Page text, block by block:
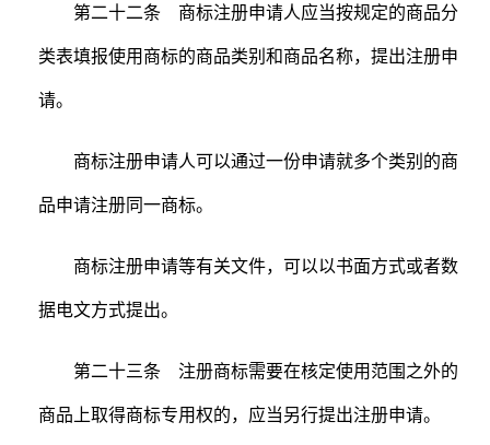
第二十二条 商标注册申请人应当按规定的商品分
类表填报使用商标的商品类别和商品名称，提出注册申
请。
商标注册申请人可以通过一份申请就多个类别的商
品申请注册同一商标。
商标注册申请等有关文件，可以以书面方式或者数
据电文方式提出。
第二十三条 注册商标需要在核定使用范围之外的
商品上取得商标专用权的，应当另行提出注册申请。